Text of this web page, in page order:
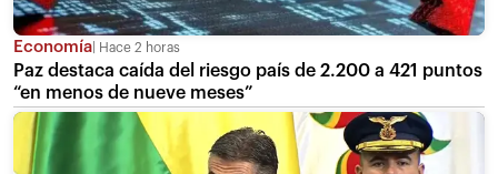
Economía Hace 2 horas
Paz destaca caída del riesgo país de 2.200 a 421 puntos
“en menos de nueve meses”